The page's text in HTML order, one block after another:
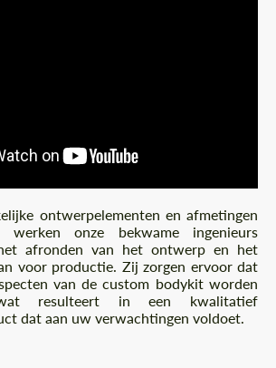
ontwerpelementen en afmetingen
onze bekwame ingenieurs
afronden van het ontwerp en het
voor productie. Zij zorgen ervoor dat
van de custom bodykit worden
wat resulteert in een kwalitatief
dat aan uw verwachtingen voldoet.